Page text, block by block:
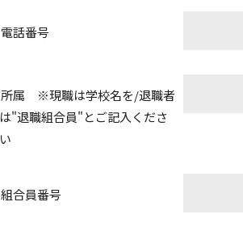
電話番号
所属 ※現職は学校名を/退職者
は"退職組合員"とご記入くださ
い
組合員番号